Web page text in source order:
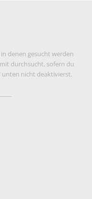
denen gesucht werden
durchsucht, sofern du
unten nicht deaktivierst.